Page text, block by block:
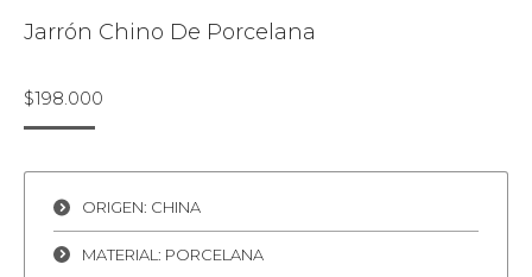
Jarrón Chino De Porcelana
$198.000
ORIGEN: CHINA
MATERIAL: PORCELANA